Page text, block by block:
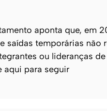
aponta que, em
saídas temporárias
ou lideranças
aqui para seguir